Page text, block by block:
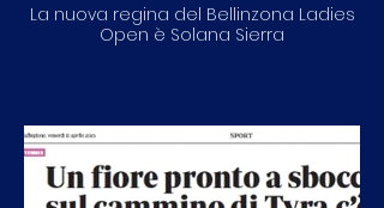
La nuova regina del Bellinzona Ladies
Open è Solana Sierra